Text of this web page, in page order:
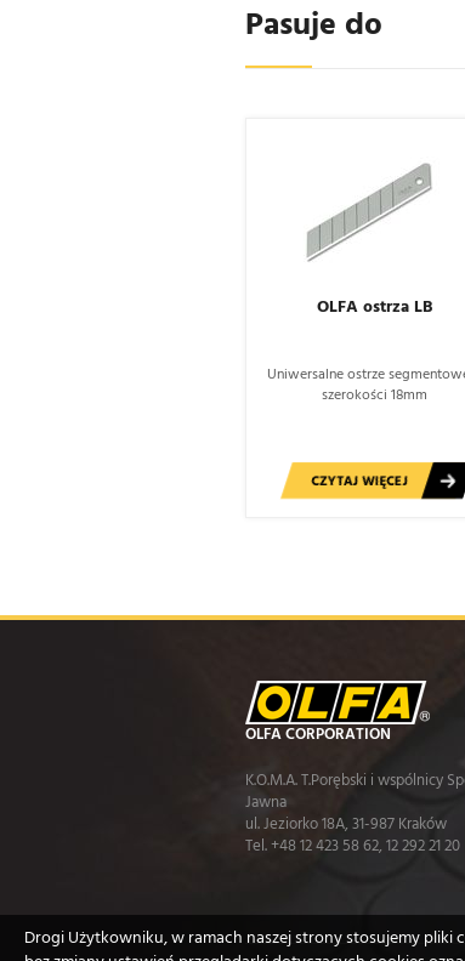
Pasuje do
OLFA ostrza LB
Uniwersalne ostrze
szerokości 18mm
CZYTAJ WIĘCEJ
OLFA CORPORATION
K.O.M.A. T.Porębski i wspólnicy
Jawna
ul. Jeziorko 18A, 31-987 Kraków
Tel. +48 12 423 58 62, 12 292 21 20
Drogi Użytkowniku, w ramach naszej strony stosujemy